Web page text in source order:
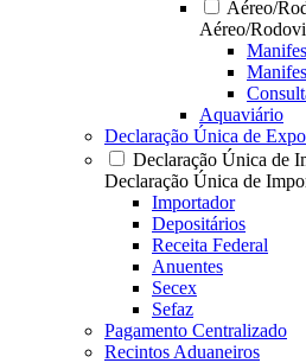
Aéreo/
Aéreo/
Aquaviário
Declaração Única de
Declaração Única de
Declaração Única de
Importador
Depositários
Receita Federal
Anuentes
Secex
Sefaz
Pagamento Centralizado
Recintos Aduaneiros